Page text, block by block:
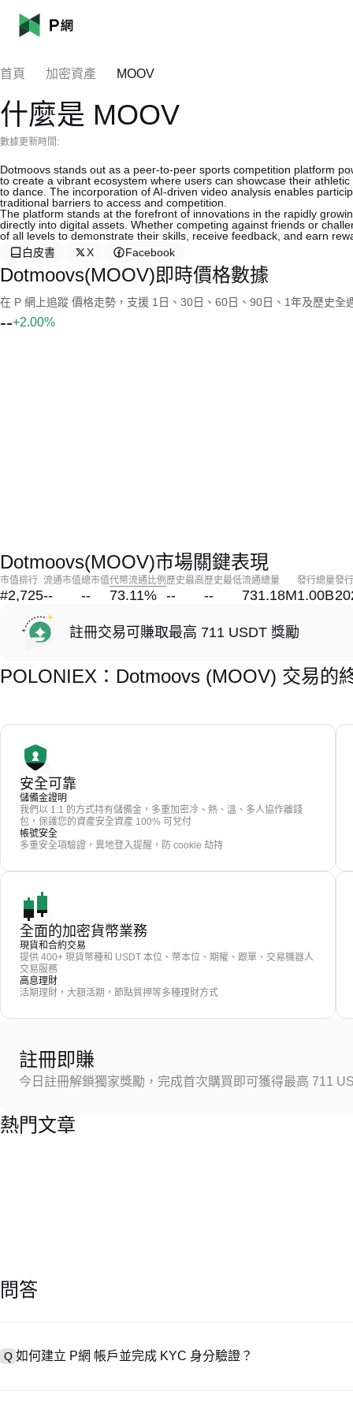
首頁 加密資產 MOOV
什麼是 MOOV
數據更新時間:
Dotmoovs stands out as a peer-to-peer sports competition platform
to create a vibrant ecosystem where users can showcase their
to dance. The incorporation of AI-driven video analysis enables
traditional barriers to access and competition.
The platform stands at the forefront of innovations in the rapidly
directly into digital assets. Whether competing against friends or
of all levels to demonstrate their skills, receive feedback, and earn
白皮書
X Facebook
Dotmoovs(MOOV)即時價格數據
在 P 網上追蹤 價格走勢，支援 1日、30日、60日、90日、1年及歷史全
--+2.00%
Dotmoovs(MOOV)市場關鍵表現
市值排行
#2,725
流通市值
--
總市值
--
代幣流通比例
73.11%
歷史最高
--
歷史最低
--
流通總量
731.18M
發行總量
1.00B
發
註冊交易可賺取最高 711 USDT 獎勵
POLONIEX：Dotmoovs (MOOV) 交易的
安全可靠
儲備金證明
我們以 1:1 的方式持有儲備金，多重加密冷、熱、溫、多人協作離錢
包，保護您的資產安全資產 100% 可兌付
帳號安全
多重安全項驗證，異地登入提醒，防 cookie 劫持
全面的加密貨幣業務
現貨和合約交易
提供 400+ 現貨幣種和 USDT 本位、幣本位、期權、跟單、交易機器人
交易服務
高息理財
活期理財，大額活期，節點質押等多種理財方式
註冊即賺
今日註冊解鎖獨家獎勵，完成首次購買即可獲得最高 711
熱門文章
問答
Q 如何建立 P網 帳戶並完成 KYC 身分驗證？